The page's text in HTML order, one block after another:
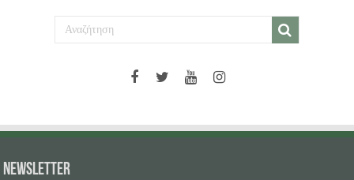
NEWSLETTER